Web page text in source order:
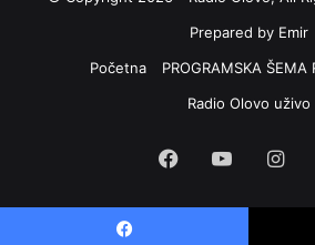
Prepared by Emir
Početna
PROGRAMSKA ŠEMA
Radio Olovo uživo
Facebook
YouTube